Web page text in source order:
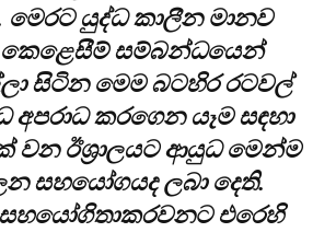
මෙරට යුද්ධ කාලීන මානව
සම්බන්ධයෙන්
සිටින මෙම බටහිර රටවල්
අපරාධ කරගෙන යෑම සඳහා
වන ඊශ්‍රාලයට ආයුධ මෙන්ම
සහයෝගයද ලබා දෙති.
එරෙහි